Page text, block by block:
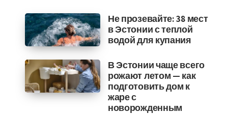
Не прозевайте: 38 мест
в Эстонии с теплой
водой для купания
В Эстонии чаще всего
рожают летом — как
подготовить дом к
жаре с
новорожденным